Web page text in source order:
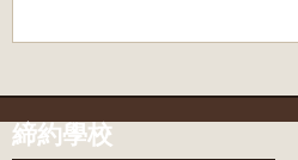
締約學校